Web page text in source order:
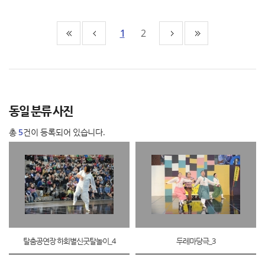
1 2
동일 분류 사진
총5건이 등록되어 있습니다.
탈춤공연장 하회별신굿탈놀이_4 두레마당극_3